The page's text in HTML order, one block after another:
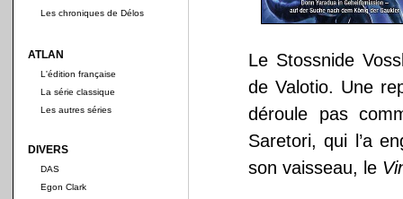
Les chroniques de Délos
ATLAN
L'édition française
La série classique
Les autres séries
DIVERS
DAS
Egon Clark
Le Stossnide
de Valotio. Une
déroule pas
Saretori, qui l’a
son vaisseau, le